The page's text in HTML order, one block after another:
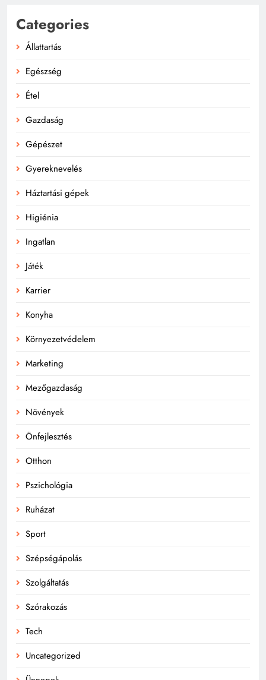
Categories
Állattartás
Egészség
Étel
Gazdaság
Gépészet
Gyereknevelés
Háztartási gépek
Higiénia
Ingatlan
Játék
Karrier
Konyha
Környezetvédelem
Marketing
Mezőgazdaság
Növények
Önfejlesztés
Otthon
Pszichológia
Ruházat
Sport
Szépségápolás
Szolgáltatás
Szórakozás
Tech
Uncategorized